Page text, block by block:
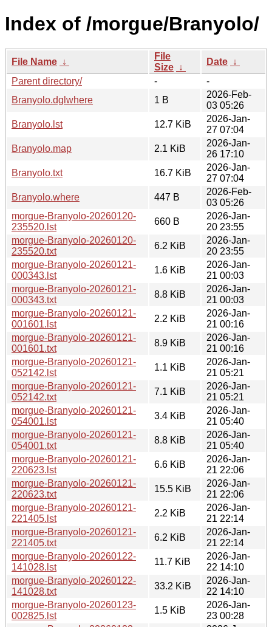
Index of /morgue/Branyolo/
File Name ↓
File
Size ↓
Date ↓
Parent directory/
-
-
Branyolo.dglwhere
1 B
2026-Feb-
03 05:26
Branyolo.lst
12.7 KiB
2026-Jan-
27 07:04
Branyolo.map
2.1 KiB
2026-Jan-
26 17:10
Branyolo.txt
16.7 KiB
2026-Jan-
27 07:04
Branyolo.where
447 B
2026-Feb-
03 05:26
morgue-Branyolo-20260120-
235520.lst
660 B
2026-Jan-
20 23:55
morgue-Branyolo-20260120-
235520.txt
6.2 KiB
2026-Jan-
20 23:55
morgue-Branyolo-20260121-
000343.lst
1.6 KiB
2026-Jan-
21 00:03
morgue-Branyolo-20260121-
000343.txt
8.8 KiB
2026-Jan-
21 00:03
morgue-Branyolo-20260121-
001601.lst
2.2 KiB
2026-Jan-
21 00:16
morgue-Branyolo-20260121-
001601.txt
8.9 KiB
2026-Jan-
21 00:16
morgue-Branyolo-20260121-
052142.lst
1.1 KiB
2026-Jan-
21 05:21
morgue-Branyolo-20260121-
052142.txt
7.1 KiB
2026-Jan-
21 05:21
morgue-Branyolo-20260121-
054001.lst
3.4 KiB
2026-Jan-
21 05:40
morgue-Branyolo-20260121-
054001.txt
8.8 KiB
2026-Jan-
21 05:40
morgue-Branyolo-20260121-
220623.lst
6.6 KiB
2026-Jan-
21 22:06
morgue-Branyolo-20260121-
220623.txt
15.5 KiB
2026-Jan-
21 22:06
morgue-Branyolo-20260121-
221405.lst
2.2 KiB
2026-Jan-
21 22:14
morgue-Branyolo-20260121-
221405.txt
6.2 KiB
2026-Jan-
21 22:14
morgue-Branyolo-20260122-
141028.lst
11.7 KiB
2026-Jan-
22 14:10
morgue-Branyolo-20260122-
141028.txt
33.2 KiB
2026-Jan-
22 14:10
morgue-Branyolo-20260123-
002825.lst
1.5 KiB
2026-Jan-
23 00:28